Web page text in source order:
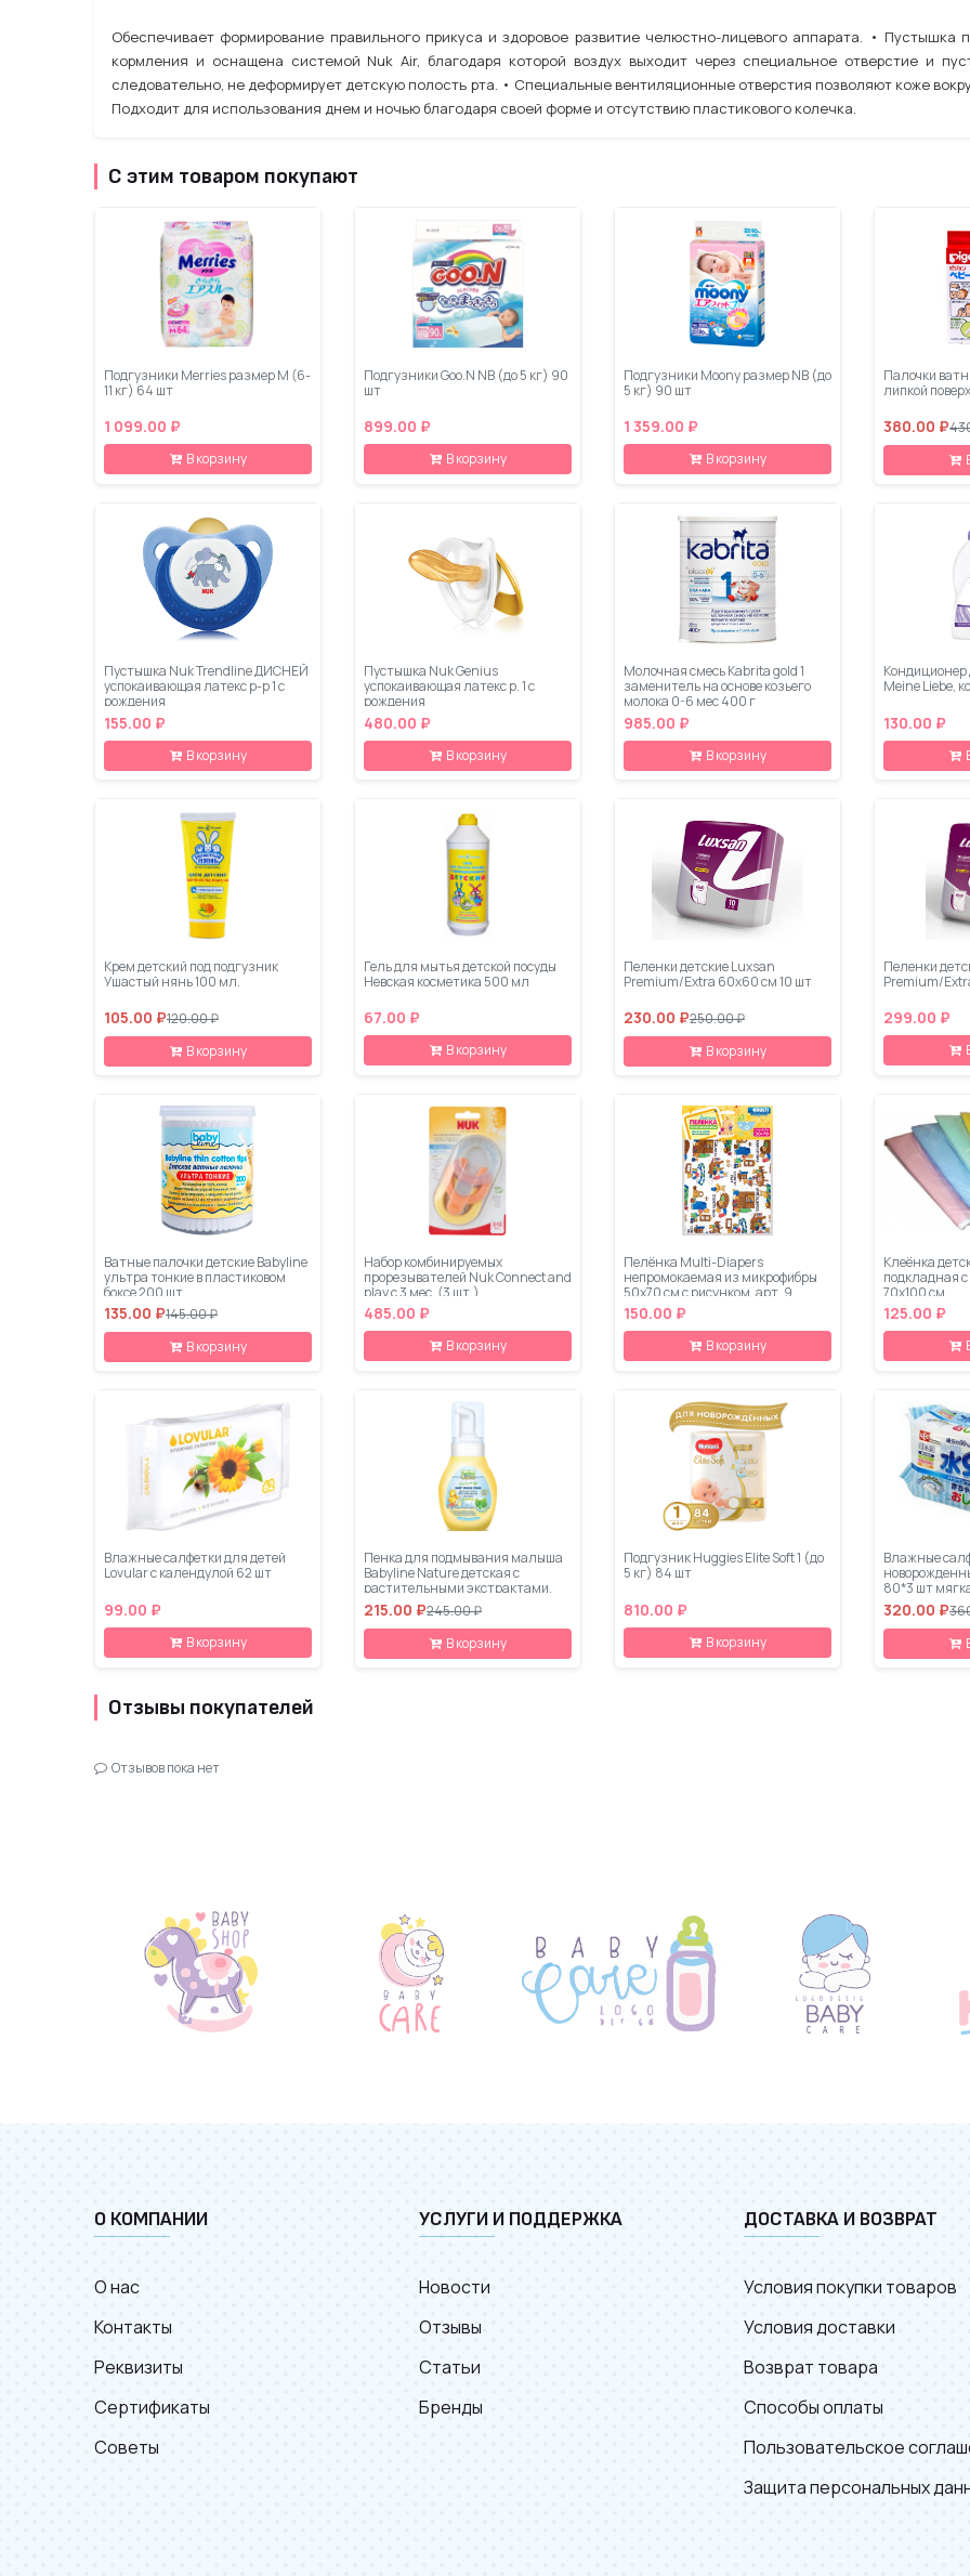
Обеспечивает формирование правильного прикуса и здоровое развитие челюстно-лицевого аппарата. •
кормления и оснащена системой Nuk Air, благодаря которой воздух выходит через специальное отверстие и
следовательно, не деформирует детскую полость рта. • Специальные вентиляционные отверстия позволяют коже
Подходит для использования днем и ночью благодаря своей форме и отсутствию пластикового колечка.
С этим товаром покупают
Подгузники Merries размер М (6-
11 кг) 64 шт
1 099.00 ₽
В корзину
Подгузники Goo.N NB (до 5 кг) 90
шт
899.00 ₽
В корзину
Подгузники Moony размер NB (до
5 кг) 90 шт
1 359.00 ₽
В корзину
Палочки
липкой
380.00 ₽
Пустышка Nuk Trendline ДИСНЕЙ
успокаивающая латекс р-р 1 с
рождения
155.00 ₽
В корзину
Пустышка Nuk Genius
успокаивающая латекс р. 1 с
рождения
480.00 ₽
В корзину
Молочная смесь Kabrita gold 1
заменитель на основе козьего
молока 0-6 мес 400 г
985.00 ₽
В корзину
Кондиционер
Meine Liebe,
130.00 ₽
Крем детский под подгузник
Ушастый нянь 100 мл.
105.00 ₽120.00 ₽
В корзину
Гель для мытья детской посуды
Невская косметика 500 мл
67.00 ₽
В корзину
Пеленки детские Luxsan
Premium/Extra 60х60 см 10 шт
230.00 ₽250.00 ₽
В корзину
Пеленки
Premium/
299.00 ₽
Ватные палочки детские Babyline
ультра тонкие в пластиковом
боксе 200 шт
135.00 ₽145.00 ₽
В корзину
Набор комбинируемых
прорезывателей Nuk Connect and
play с 3 мес. (3 шт.)
485.00 ₽
В корзину
Пелёнка Multi-Diapers
непромокаемая из микрофибры
50х70 см c рисунком. арт. 9
150.00 ₽
В корзину
Клеёнка
подкладная
70х100 см
125.00 ₽
Влажные салфетки для детей
Lovular с календулой 62 шт
99.00 ₽
В корзину
Пенка для подмывания малыша
Babyline Nature детская с
растительными экстрактами,
дозатор 280 мл
215.00 ₽245.00 ₽
В корзину
Подгузник Huggies Elite Soft 1 (до
5 кг) 84 шт
810.00 ₽
В корзину
Влажные
80*3 шт
320.00 ₽
Отзывы покупателей
Отзывов пока нет
О КОМПАНИИ
О нас
Контакты
Реквизиты
Сертификаты
Советы
УСЛУГИ И ПОДДЕРЖКА
Новости
Отзывы
Статьи
Бренды
ДОСТАВКА И ВОЗВРАТ
Условия покупки товаров
Условия доставки
Возврат товара
Способы оплаты
Пользовательское
Защита персональных